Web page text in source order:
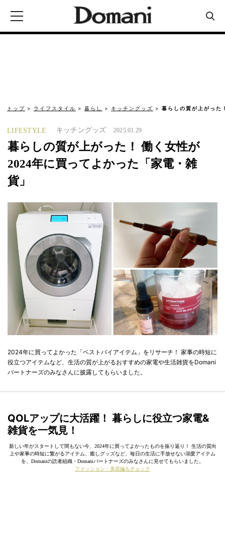
トップ ライフスタイル 暮らし キッチングッズ 暮らしの質が上がっ
LIFESTYLE キッチングッズ 2025.01.29
暮らしの質が上がった！ 働く女性が
2024年に買ってよかった「家電・雑
貨」
2024年に買ってよかった「ベストバイアイテム」をリサーチ！ 家事の時短に
役立つアイテムなど、生活の質が上がるおすすめの家電や生活雑貨をDomani
パートナーズのみなさんに披露してもらいました。
QOLアップに大活躍！ 暮らしに役立つ家電&
雑貨を一気見！
新しい年がスタートして間もない今、2024年に買ってよかったものを振り返り！ 生活の質向
上や家事の時短に繋がるアイテム、癒しグッズなど、毎日の生活に手放せない溺愛アイテム
を、Domaniの読者組織・Domaniパートナーズのみなさんに見せてもらいました。
ファッション・美容編もチェック